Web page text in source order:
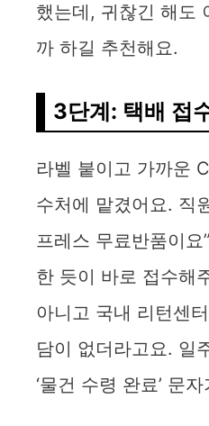
했는데, 귀찮긴 해도
까 하길 추천해요.
3단계: 택배 접
라벨 붙이고 가까운
수처에 맡겼어요. 직
프레스 무료반품이
한 듯이 바로 접수해
아니고 국내 리턴센
담이 없더라고요. 일
‘물건 수령 완료’ 문